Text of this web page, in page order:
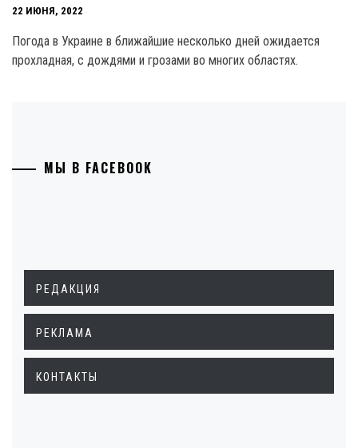
22 ИЮНЯ, 2022
Погода в Украине в ближайшие несколько дней ожидается
прохладная, с дождями и грозами во многих областях.
МЫ В FACEBOOK
РЕДАКЦИЯ
РЕКЛАМА
КОНТАКТЫ